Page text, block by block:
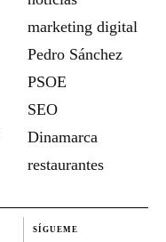
marketing digital
Pedro Sánchez
PSOE
SEO
Dinamarca
restaurantes
SÍGUEME